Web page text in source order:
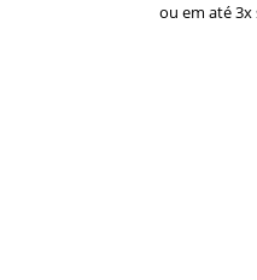
ou em até